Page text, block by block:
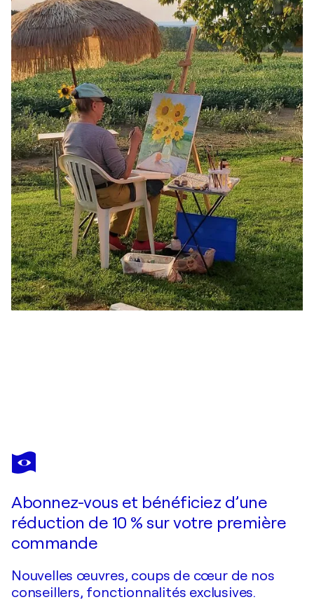
NATA SHEMSHUR
Live in flow
Abonnez-vous et bénéficiez d’une
réduction de 10 % sur votre première
commande
Nouvelles œuvres, coups de cœur de nos
conseillers, fonctionnalités exclusives.